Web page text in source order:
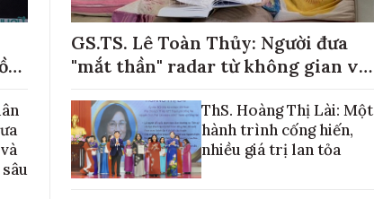
GS.TS. Lê Toàn Thủy: Người đưa
"mắt thần" radar từ không gian về
ThS. Hoàng Thị Lài: Một
hành trình cống hiến,
nhiều giá trị lan tỏa